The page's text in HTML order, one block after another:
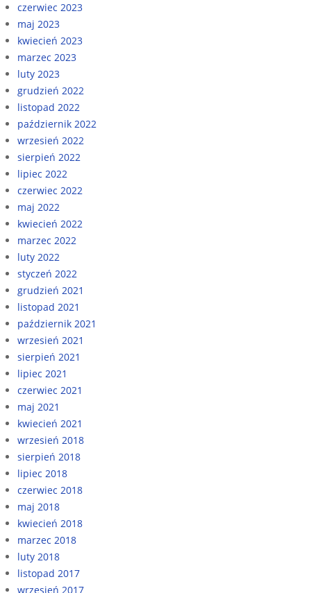
czerwiec 2023
maj 2023
kwiecień 2023
marzec 2023
luty 2023
grudzień 2022
listopad 2022
październik 2022
wrzesień 2022
sierpień 2022
lipiec 2022
czerwiec 2022
maj 2022
kwiecień 2022
marzec 2022
luty 2022
styczeń 2022
grudzień 2021
listopad 2021
październik 2021
wrzesień 2021
sierpień 2021
lipiec 2021
czerwiec 2021
maj 2021
kwiecień 2021
wrzesień 2018
sierpień 2018
lipiec 2018
czerwiec 2018
maj 2018
kwiecień 2018
marzec 2018
luty 2018
listopad 2017
wrzesień 2017